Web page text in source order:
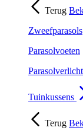
Terug
Zweefparasols
Parasolvoeten
Tuinkussens
Terug